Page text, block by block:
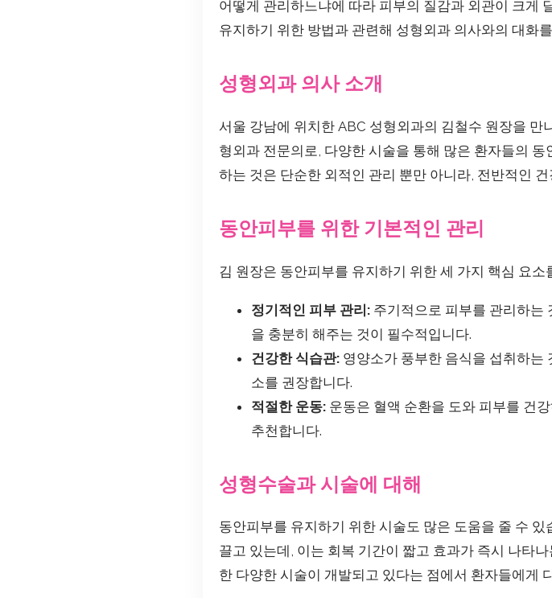
어떻게 관리하느냐에 따라 피부의 질감과 외관이 크게
유지하기 위한 방법과 관련해 성형외과 의사와의 대화
성형외과 의사 소개
서울 강남에 위치한 ABC 성형외과의 김철수 원장을 만
형외과 전문의로, 다양한 시술을 통해 많은 환자들의
하는 것은 단순한 외적인 관리 뿐만 아니라, 전반적인
동안피부를 위한 기본적인 관리
김 원장은 동안피부를 유지하기 위한 세 가지 핵심 요소
정기적인 피부 관리: 주기적으로 피부를 관리하는
을 충분히 해주는 것이 필수적입니다.
건강한 식습관: 영양소가 풍부한 음식을 섭취하는
소를 권장합니다.
적절한 운동: 운동은 혈액 순환을 도와 피부를 건
추천합니다.
성형수술과 시술에 대해
동안피부를 유지하기 위한 시술도 많은 도움을 줄 수
끌고 있는데, 이는 회복 기간이 짧고 효과가 즉시 나타
한 다양한 시술이 개발되고 있다는 점에서 환자들에게